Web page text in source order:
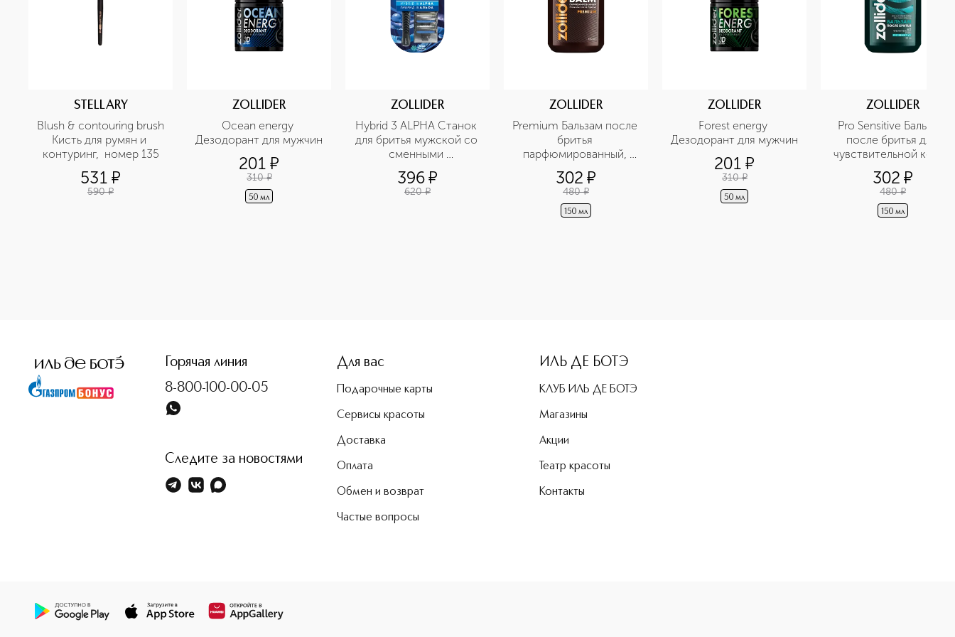
STELLARY
Blush & contouring brush
Кисть для румян и
контуринг,  номер 135
531 ¤
590 ¤
ZOLLIDER
Ocean energy
Дезодорант для мужчин
201 ¤
310 ¤
50 мл
ZOLLIDER
Hybrid 3 ALPHA Станок
для бритья мужской со
сменными
картриджами
396¤
620 ¤
ZOLLIDER
Premium Бальзам после
бритья
парфюмированный,
увлажняющий,
восстанавливающий,
от покраснений
302 ¤
480 ¤
150 мл
ZOLLIDER
Forest energy
201 ¤
310 ¤
50 мл
ZOLLIDER
Pro Sensitive Бальзам
после бритья для
чувствительной кожи,
увлажняющий,
смягчающий, от
покраснений,
цитрусовый аромат
302 ¤
480 ¤
150 мл
Горячая линия
8-800-100-00-05
Следите за новостями
Для вас
Подарочные карты
Сервисы красоты
Доставка
Оплата
Обмен и возврат
Частые вопросы
ИЛЬ ДЕ БОТЭ
КЛУБ ИЛЬ ДЕ БОТЭ
Магазины
Акции
Театр красоты
Контакты